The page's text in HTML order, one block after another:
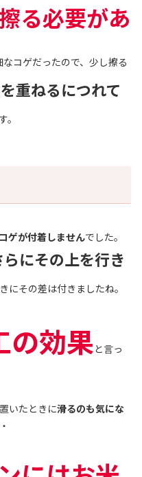
る必要があ
コゲだったので、少し擦る
重ねるにつれて
。
ゲが付着しませんでした。
にその上を行き
にその差は付きましたね。
の効果と言っ
いたときに滑るのも気にな